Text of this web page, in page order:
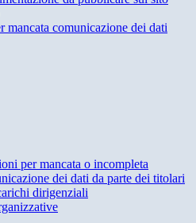
mancata comunicazione dei dati
per mancata o incompleta
dei dati da parte dei titolari
dirigenziali